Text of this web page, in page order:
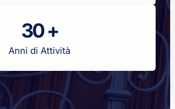
30 +
Anni di Attività